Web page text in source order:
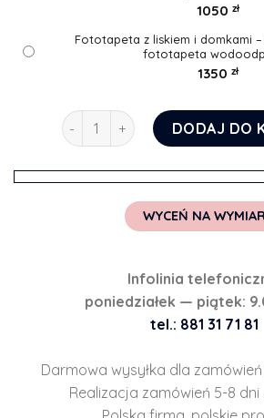
1050 zł
Fototapeta z liskiem i domkami
fototapeta
1350 zł
ilość Fototapeta z liskiem i
DODAJ DO
WYCEŃ NA
Infolinia
poniedziałek — piątek:
tel.: 881 31 71 81
Darmowa wysyłka dla
Realizacja zamówień 5-8